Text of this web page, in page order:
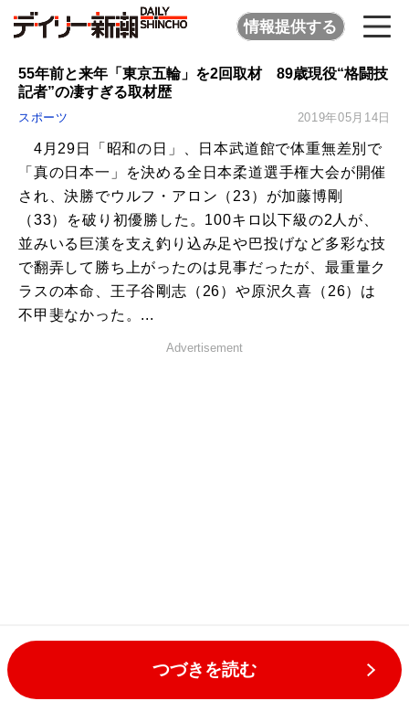
情報提供する
55年前と来年「東京五輪」を2回取材 89歳現役“格闘技
記者”の凄すぎる取材歴
スポーツ 2019年05月14日
4月29日「昭和の日」、日本武道館で体重無差別で
「真の日本一」を決める全日本柔道選手権大会が開催
され、決勝でウルフ・アロン（23）が加藤博剛
（33）を破り初優勝した。100キロ以下級の2人が、
並みいる巨漢を支え釣り込み足や巴投げなど多彩な技
で翻弄して勝ち上がったのは見事だったが、最重量ク
ラスの本命、王子谷剛志（26）や原沢久喜（26）は
不甲斐なかった。...
Advertisement
つづきを読む